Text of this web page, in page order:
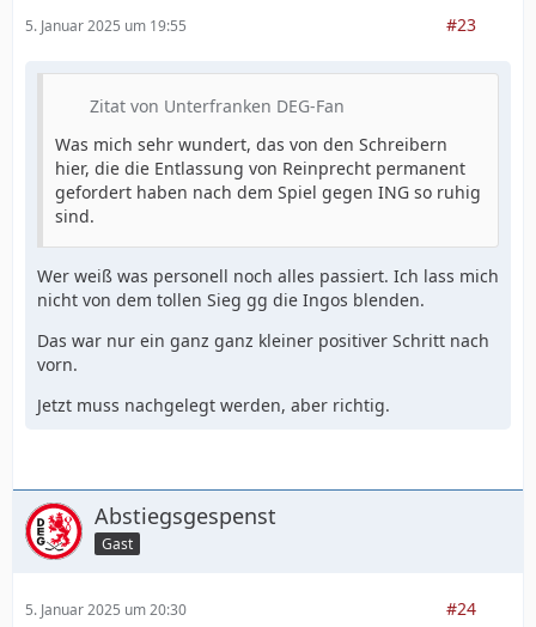
5. Januar 2025 um 19:55 #23
Zitat von Unterfranken DEG-Fan
Was mich sehr wundert, das von den Schreibern
hier, die die Entlassung von Reinprecht permanent
gefordert haben nach dem Spiel gegen ING so ruhig
sind.
Wer weiß was personell noch alles passiert. Ich lass mich
nicht von dem tollen Sieg gg die Ingos blenden.
Das war nur ein ganz ganz kleiner positiver Schritt nach
vorn.
Jetzt muss nachgelegt werden, aber richtig.
Abstiegsgespenst
Gast
5. Januar 2025 um 20:30 #24